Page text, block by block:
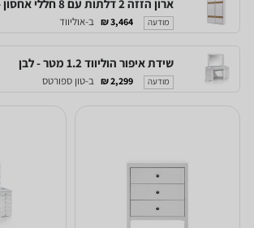
מודעה 3,464 ₪ ב-אוליווד
שידת איפור הוליווד 1.2 מטר - לבן
מודעה 2,299 ₪ ב-טון ספורטס